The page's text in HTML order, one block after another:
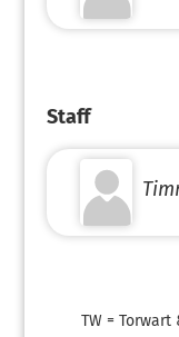
Staff
TW = Torwart